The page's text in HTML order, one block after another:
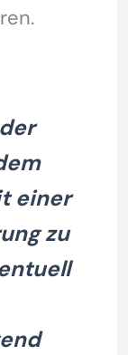
einer
zu